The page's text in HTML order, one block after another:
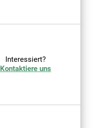
Interessiert?
Kontaktiere uns